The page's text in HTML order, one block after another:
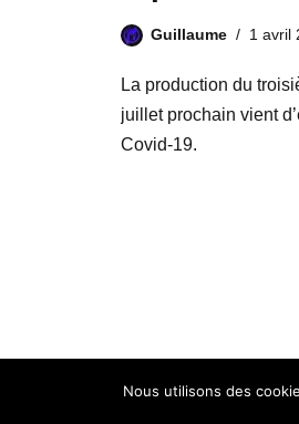
Guillaume 1 avril
La production du
juillet prochain vient
Covid-19.
Marvel Story 2020
Nous utilisons des